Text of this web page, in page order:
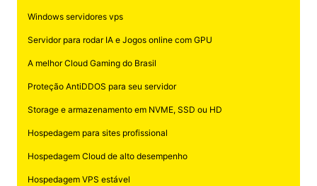
Windows servidores vps
Servidor para rodar IA e Jogos online com GPU
A melhor Cloud Gaming do Brasil
Proteção AntiDDOS para seu servidor
Storage e armazenamento em NVME, SSD ou HD
Hospedagem para sites profissional
Hospedagem Cloud de alto desempenho
Hospedagem VPS estável